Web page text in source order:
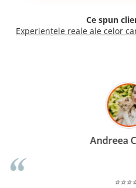
Ce spun
Experiențele reale ale celor
Madalina